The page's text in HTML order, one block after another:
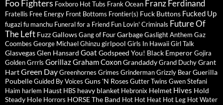
Foo Fighters Foxboro Hot Tubs Frank Ocean Franz Ferdinand
Fratellis Free Energy Front Bottoms Frontier(s) Fuck Buttons Fucked Up
fugazifu manchu Funeral for a Friend Fun Lovin' Criminals Future Of
The Left FuzzGallowsGang of FourGarbageGaslight Anthem Gaz
Coombes George MichaelGhinzugirlpool Girls In HawaiiGirl Talk
GlasvegasGlen Hansard Goat Godspeed You! Black EmperorGojira
Golden Grrrls GorillazGraham CoxonGrandaddyGrand DuchyGrant
HartGreen DayGreenhornes Grimes GrindermanGrizzly BearGuerilla
PoubelleGuided By Voices Guns 'N RosesGutter Twins Gwen Stefani
Haim harlem Haust HBS heavy blanket Hebronix Helmet Hives Hold
Steady Hole Horrors HORSE The Band Hot Hot Heat Hot Leg Hot Water